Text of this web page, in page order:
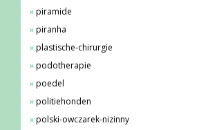
piramide
piranha
plastische-chirurgie
podotherapie
poedel
politiehonden
polski-owczarek-nizinny